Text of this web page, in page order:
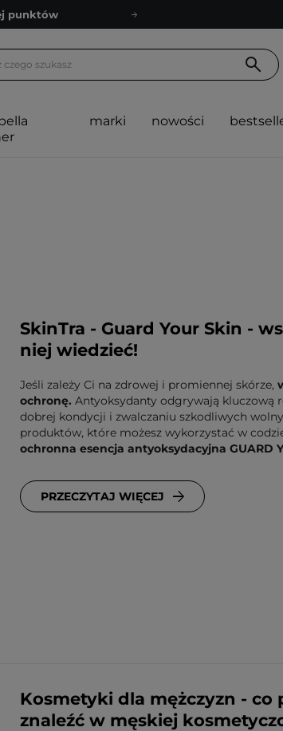
punktów
punktów marki nowości
SkinTra - Guard Your Skin -
niej wiedzieć!
Jeśli zależy Ci na zdrowej i promiennej skórze,
ochronę. Antyoksydanty odgrywają kluczową
dobrej kondycji i zwalczaniu szkodliwych
produktów, które możesz wykorzystać w
ochronna esencja antyoksydacyjna GUARD
PRZECZYTAJ WIĘCEJ
Kosmetyki dla mężczyzn - co
znaleźć w męskiej